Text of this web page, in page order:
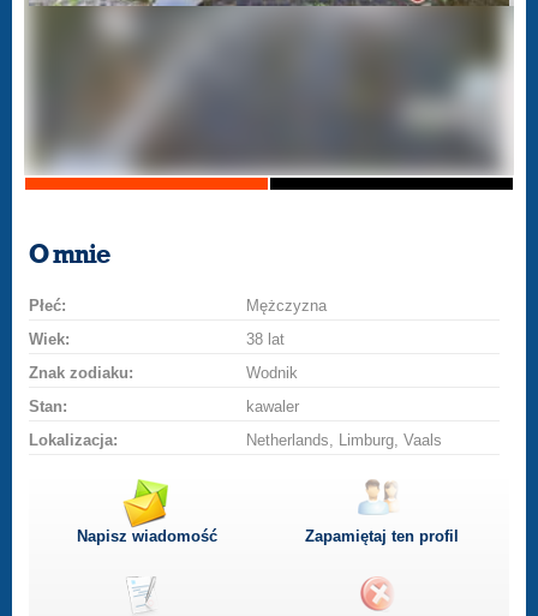
O mnie
Płeć:
Mężczyzna
Wiek:
38 lat
Znak zodiaku:
Wodnik
Stan:
kawaler
Lokalizacja:
Netherlands, Limburg, Vaals
Napisz wiadomość Zapamiętaj ten profil